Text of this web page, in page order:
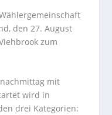
den 27. August
zum
mit
wird in
drei Kategorien: